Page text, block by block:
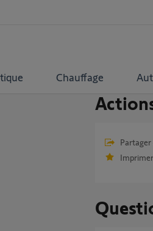
Chauffage
Imprimer